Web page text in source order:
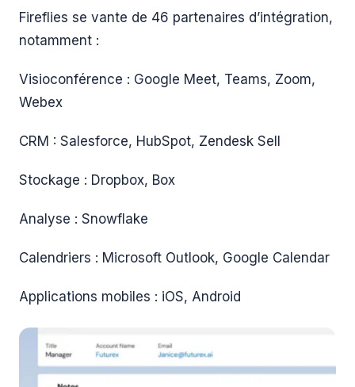
Fireflies se vante de 46 partenaires d’intégration,
notamment :
Visioconférence : Google Meet, Teams, Zoom,
Webex
CRM : Salesforce, HubSpot, Zendesk Sell
Stockage : Dropbox, Box
Analyse : Snowflake
Calendriers : Microsoft Outlook, Google Calendar
Applications mobiles : iOS, Android